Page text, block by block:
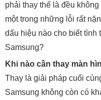
phải thay thế là đều
một trong những lỗi rất
dấu hiệu nào cho biết tình
Samsung?
Khi nào cần thay màn
Thay là giải pháp cuối
Samsung không còn có